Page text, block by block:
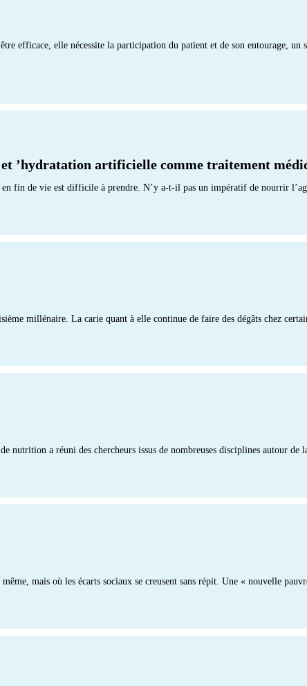
efficace, elle nécessite la participation du patient et de son entourage,
’hydratation artificielle comme traitement
fin de vie est difficile à prendre. N’y a-t-il pas un impératif de nourrir
millénaire. La carie quant à elle continue de faire des dégâts chez
nutrition a réuni des chercheurs issus de nombreuses disciplines autour
même, mais où les écarts sociaux se creusent sans répit. Une « nouvelle